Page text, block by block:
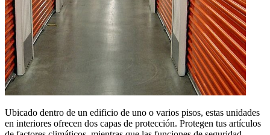
Ubicado dentro de un edificio de uno o varios pisos, estas unidades
en interiores ofrecen dos capas de protección. Protegen tus artículos